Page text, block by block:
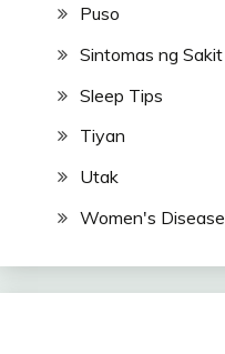
Puso
Sintomas ng Sakit
Sleep Tips
Tiyan
Utak
Women's Disease